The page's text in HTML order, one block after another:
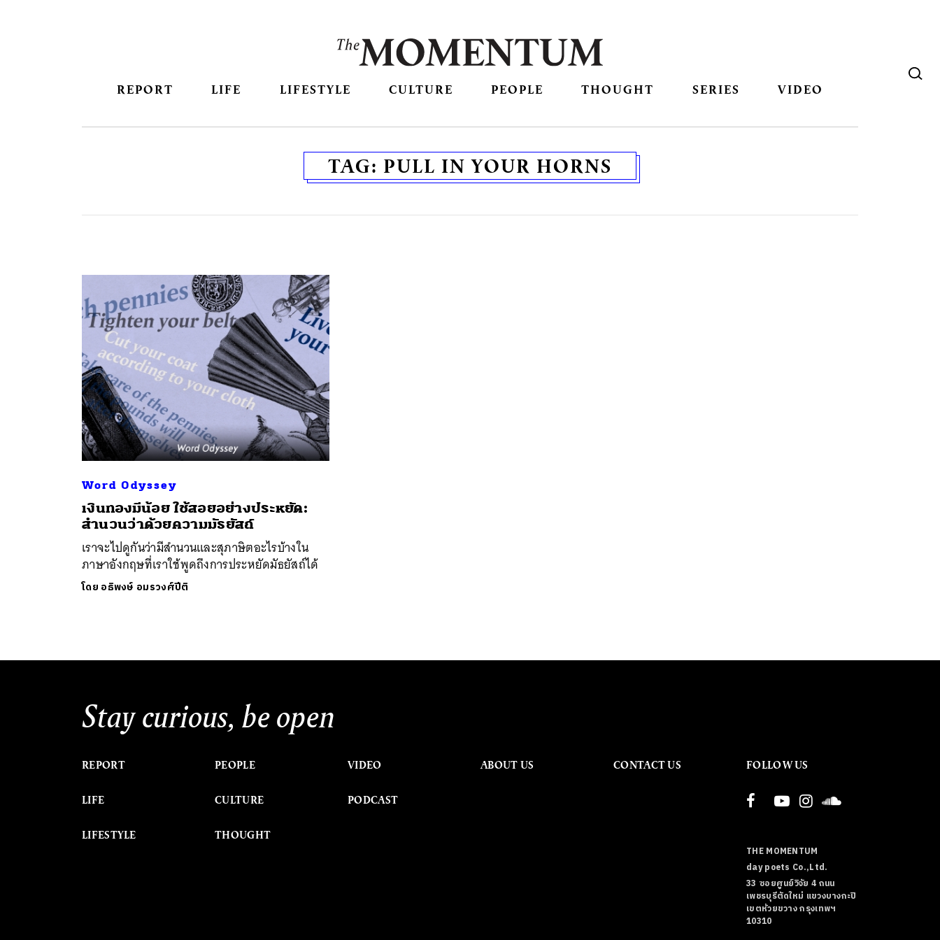
REPORT LIFE LIFESTYLE CULTURE PEOPLE THOUGHT SERIES VIDEO
TAG: PULL IN YOUR HORNS
Word Odyssey
เงินทองมีน้อย ใช้สอยอย่างประหยัด:
สำนวนว่าด้วยความมัธยัสถ์
เราจะไปดูกันว่ามีสำนวนและสุภาษิตอะไรบ้างใน
ภาษาอังกฤษที่เราใช้พูดถึงการประหยัดมัธยัสถ์ได้
โดย อธิพงษ์ อมรวงศ์ปีติ
Stay curious, be open
REPORT
LIFE
LIFESTYLE
PEOPLE
CULTURE
THOUGHT
VIDEO
PODCAST
ABOUT US CONTACT US FOLLOW US
THE MOMENTUM
day poets Co.,Ltd.
33 ซอยศูนย์วิจัย 4 ถนน
เพชรบุรีตัดใหม่ แขวงบางกะปิ
เขตห้วยขวาง กรุงเทพฯ
10310